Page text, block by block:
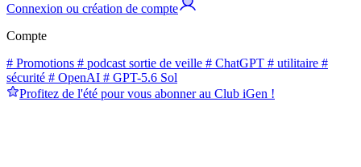
Connexion ou création de compte
Compte
# Promotions # podcast sortie de veille # ChatGPT # utilitaire #
sécurité # OpenAI # GPT-5.6 Sol
Profitez de l'été pour vous abonner au Club iGen !